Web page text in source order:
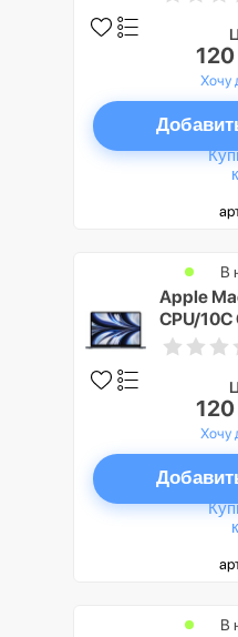
Хочу
Apple
CPU/10C
512 ГБ
В
Хочу
В